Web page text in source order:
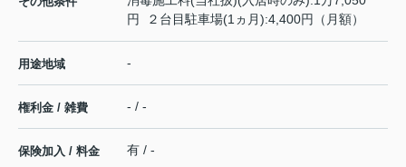
円 ２台目駐車場(1ヵ月):4,400円（月額）
用途地域 -
権利金 / 雑費 - / -
保険加入 / 料金 有 / -